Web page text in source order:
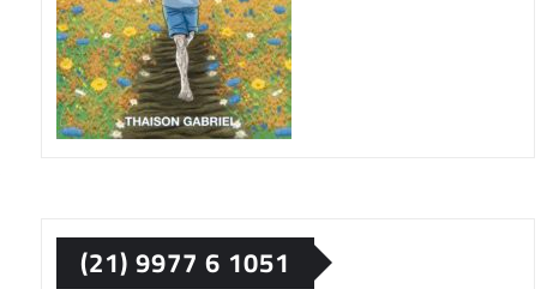
(21) 9977 6 1051